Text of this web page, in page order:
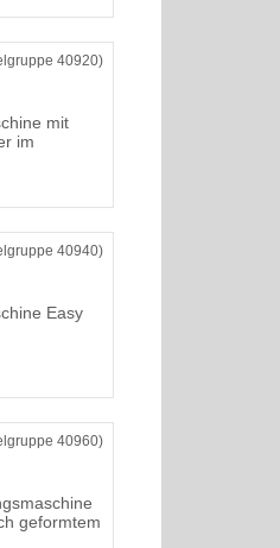
40920)
mit
im
40940)
Easy
40960)
geformtem